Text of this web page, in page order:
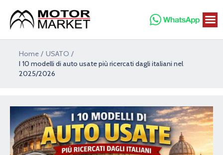
contenuto
Home
USATO
I 10 modelli di auto usate più ricercati dagli italiani nel
2025/2026
articoli